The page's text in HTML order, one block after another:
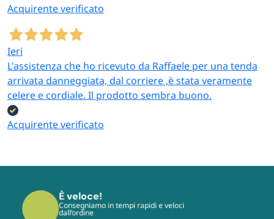
Acquirente verificato
Ieri
L'assistenza che ho ricevuto da Raffaele per una tenda
arrivata danneggiata, dal corriere ,è stata veramente
celere e cordiale. Il prodotto sembra buono.
Acquirente verificato
È sicuro!
I tuoi pagamenti sono protetti dai più
moderni protocolli